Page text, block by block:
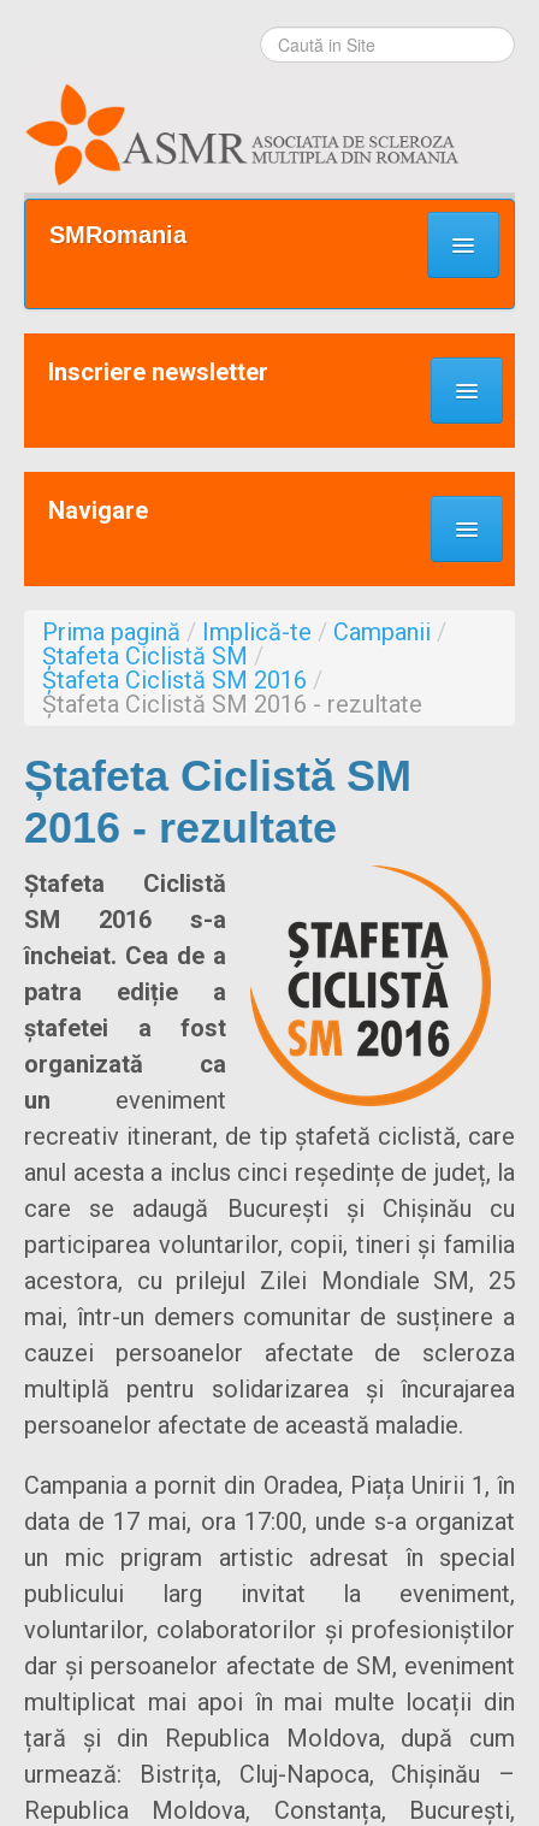
Sari la
navigare
Secţiuni
SMRomania
Noutati & Cercetari
Aproape de mine
Despre noi
Formulare
Inscriere newsletter
Navigare
Prima pagină / Implică-te / Campanii /
Ștafeta Ciclistă SM /
Ștafeta Ciclistă SM 2016 /
Ștafeta Ciclistă SM 2016 - rezultate
Ștafeta Ciclistă SM
2016 - rezultate
Ștafeta Ciclistă
SM 2016 s-a
încheiat. Cea de a
patra ediție a
ștafetei a fost
organizată ca
un eveniment
recreativ itinerant, de tip ștafetă ciclistă, care
anul acesta a inclus cinci reședințe de județ, la
care se adaugă București și Chișinău cu
participarea voluntarilor, copii, tineri și familia
acestora, cu prilejul Zilei Mondiale SM, 25
mai, într-un demers comunitar de susținere a
cauzei persoanelor afectate de scleroza
multiplă pentru solidarizarea și încurajarea
persoanelor afectate de această maladie.
Campania a pornit din Oradea, Piața Unirii 1, în
data de 17 mai, ora 17:00, unde s-a organizat
un mic prigram artistic adresat în special
publicului larg invitat la eveniment,
voluntarilor, colaboratorilor și profesioniștilor
dar și persoanelor afectate de SM, eveniment
multiplicat mai apoi în mai multe locații din
țară și din Republica Moldova, după cum
urmează: Bistrița, Cluj-Napoca, Chișinău –
Republica Moldova, Constanța, București,